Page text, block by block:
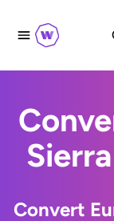
Convert